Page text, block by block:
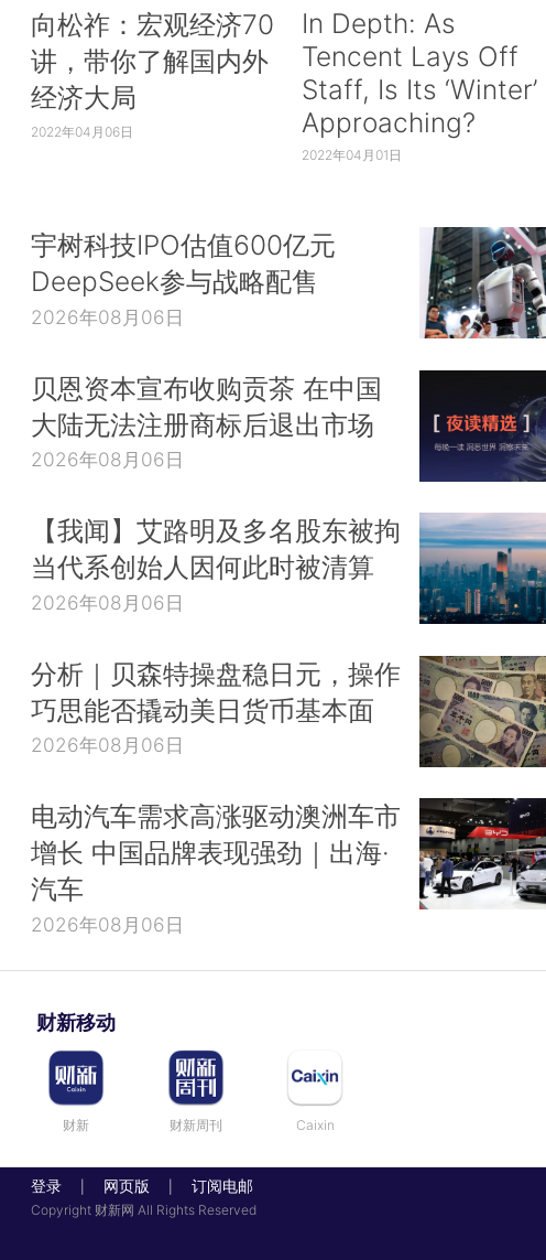
向松祚：宏观经济70
讲，带你了解国内外
经济大局
2022年04月06日
In Depth: As
Tencent Lays Off
Staff, Is Its ‘Winter’
Approaching?
2022年04月01日
宇树科技IPO估值600亿元
DeepSeek参与战略配售
2026年08月06日
贝恩资本宣布收购贡茶 在中国
大陆无法注册商标后退出市场
2026年08月06日
【我闻】艾路明及多名股东被拘
当代系创始人因何此时被清算
2026年08月06日
分析｜贝森特操盘稳日元，操作
巧思能否撬动美日货币基本面
2026年08月06日
电动汽车需求高涨驱动澳洲车市
增长 中国品牌表现强劲｜出海·
汽车
2026年08月06日
财新移动
财新 财新周刊 Caixin
登录 网页版 订阅电邮
Copyright 财新网 All Rights Reserved